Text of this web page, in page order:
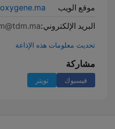
موقع الويب
البريد الإلكتروني:
تحديث معلومات هذه الإذاعة
مشاركة
فيسبوك تويتر